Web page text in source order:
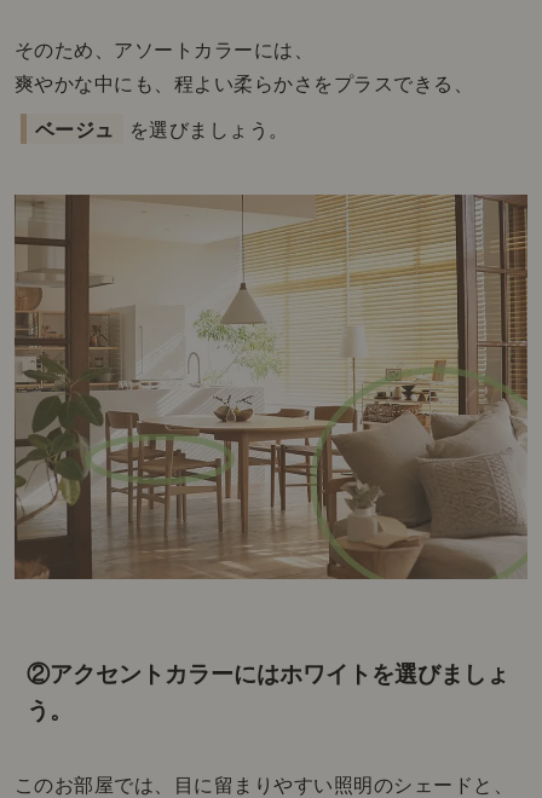
そのため、アソートカラーには、
爽やかな中にも、程よい柔らかさをプラスできる、
ベージュ を選びましょう。
②アクセントカラーにはホワイトを選びましょ
う。
このお部屋では、目に留まりやすい照明のシェードと、